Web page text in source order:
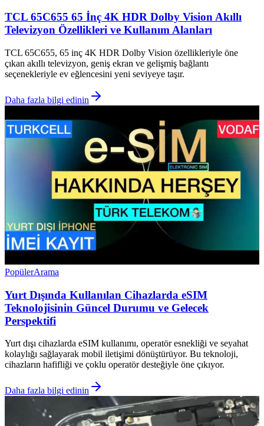
TCL 65C655 65 İnç 4K HDR Dolby Vision Akıllı
Televizyon Özellikleri ve Kullanım Alanları
TCL 65C655, 65 inç 4K HDR Dolby Vision özellikleriyle öne
çıkan akıllı televizyon, geniş ekran ve gelişmiş bağlantı
seçenekleriyle ev eğlencesini yeni seviyeye taşır.
Daha fazla bilgi edinin
PopülerArama
Yurt Dışında Kullanılan Cihazlarda eSIM
Teknolojisinin Güncel Durumu ve Gelecek
Perspektifi
Yurt dışı cihazlarda eSIM kullanımı, operatör esnekliği ve seyahat
kolaylığı sağlayarak mobil iletişimi dönüştürüyor. Bu teknoloji,
cihazların hafifliği ve çoklu operatör desteğiyle öne çıkıyor.
Daha fazla bilgi edinin